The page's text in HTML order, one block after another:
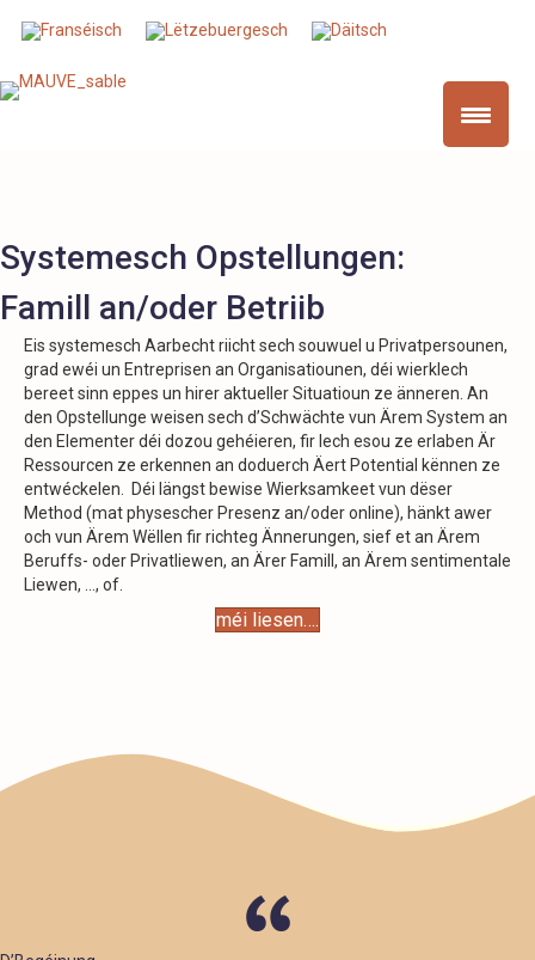
Systemesch Opstellungen:
Famill an/oder Betriib
Eis systemesch Aarbecht riicht sech souwuel u Privatpersounen,
grad ewéi un Entreprisen an Organisatiounen, déi wierklech
bereet sinn eppes un hirer aktueller Situatioun ze änneren. An
den Opstellunge weisen sech d’Schwächte vun Ärem System an
den Elementer déi dozou gehéieren, fir Iech esou ze erlaben Är
Ressourcen ze erkennen an doduerch Äert Potential kënnen ze
entwéckelen. Déi längst bewise Wierksamkeet vun dëser
Method (mat physescher Presenz an/oder online), hänkt awer
och vun Ärem Wëllen fir richteg Ännerungen, sief et an Ärem
Beruffs- oder Privatliewen, an Ärer Famill, an Ärem sentimentale
Liewen, ..., of.
méi liesen….